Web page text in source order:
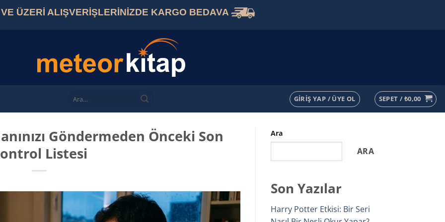
ÜZERİ ALIŞVERİŞLERİNİZDE KARGO BEDAVA
GIRIŞ YAP / ÜYE OL SEPET / ₺0,00
Göndermeden Önceki Son
Listesi
Ara
ARA
Son Yazılar
Harry Potter Etkisi: Bir Seri